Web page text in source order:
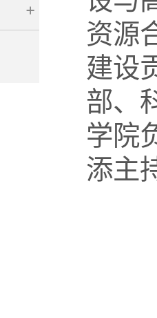
资源
建设
部、
学院
添主